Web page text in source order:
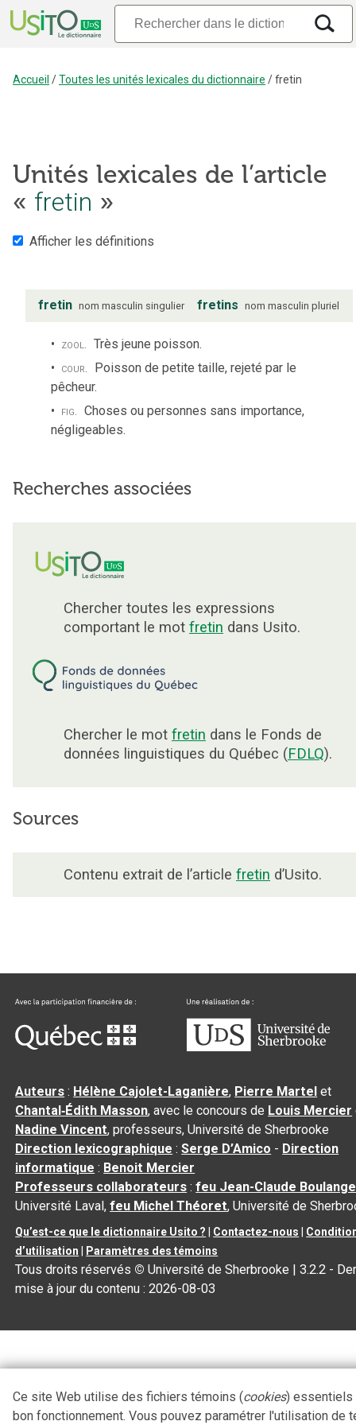
Accueil /Toutes les unités lexicales du dictionnaire /fretin
Unités lexicales de l’article
« fretin »
Afficher les définitions
fretin nom masculin singulier fretins nom masculin pluriel
zool. Très jeune poisson.
cour. Poisson de petite taille, rejeté par le
pêcheur.
fig. Choses ou personnes sans importance,
négligeables.
Recherches associées
Chercher toutes les expressions
comportant le mot fretin dans Usito.
Chercher le mot fretin dans le Fonds de
données linguistiques du Québec (FDLQ).
Sources
Contenu extrait de l’article fretin d’Usito.
Auteurs : Hélène Cajolet-Laganière, Pierre Martel et
Chantal‑Édith Masson, avec le concours de Louis Mercier
Nadine Vincent, professeurs, Université de Sherbrooke
Direction lexicographique :Serge D’Amico - Direction
informatique : Benoit Mercier
Professeurs collaborateurs :feu Jean-Claude
Université Laval,feu Michel Théoret, Université de
Qu’est-ce que le dictionnaire Usito ? Contactez-nous
d’utilisation
Paramètres des témoins
Tous droits réservés © Université de Sherbrooke |3.2.2 -
mise à jour du contenu :2026-08-03
Ce site Web utilise des fichiers témoins (cookies) essentiels
bon fonctionnement. Vous pouvez paramétrer l'utilisation de